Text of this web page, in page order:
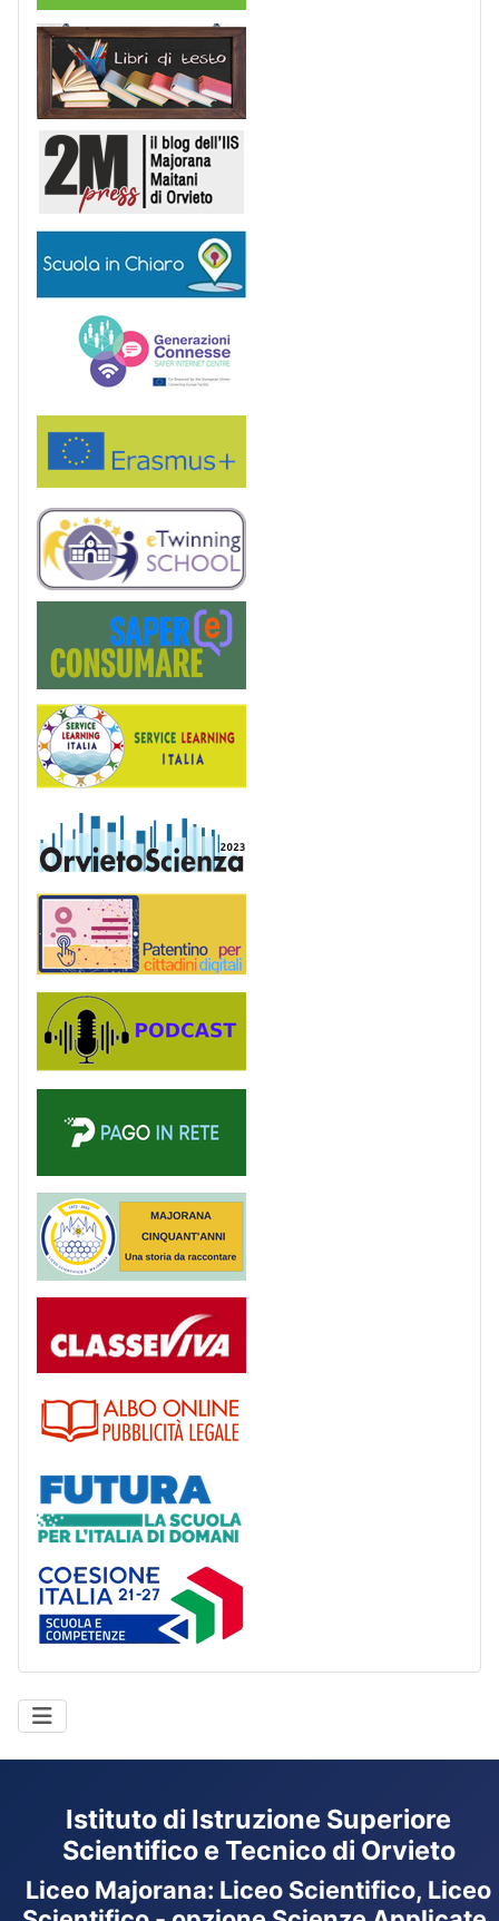
Libri di Testo
Scuola in chiaro
Erasmus+
eTwinning
Service Learning
Podcast
PagoinRete
Istituto di Istruzione Superiore
Scientifico e Tecnico di Orvieto
Liceo Majorana: Liceo Scientifico, Liceo